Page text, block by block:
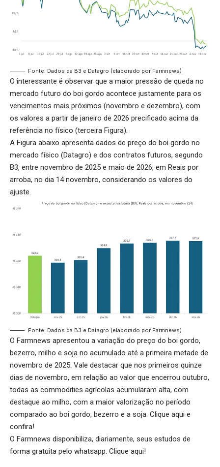
Fonte: Dados da B3 e Datagro (elaborado por Farmnews)
O interessante é observar que a maior pressão de queda no
mercado futuro do boi gordo acontece justamente para os
vencimentos mais próximos (novembro e dezembro), com
os valores a partir de janeiro de 2026 precificado acima da
referência no físico (terceira Figura).
A Figura abaixo apresenta dados de preço do boi gordo no
mercado físico (Datagro) e dos contratos futuros, segundo
B3, entre novembro de 2025 e maio de 2026, em Reais por
arroba, no dia 14 novembro, considerando os valores do
ajuste.
Fonte: Dados da B3 e Datagro (elaborado por Farmnews)
O Farmnews apresentou a variação do preço do boi gordo,
bezerro, milho e soja no acumulado até a primeira metade de
novembro de 2025. Vale destacar que nos primeiros quinze
dias de novembro, em relação ao valor que encerrou outubro,
todas as commodities agrícolas acumularam alta, com
destaque ao milho, com a maior valorização no período
comparado ao boi gordo, bezerro e a soja. Clique aqui e
confira!
O Farmnews disponibiliza, diariamente, seus estudos de
forma gratuita pelo whatsapp. Clique aqui!